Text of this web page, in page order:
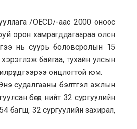
/OECD/-аас 2000 оноос
орон хамрагддагаараа олон
нь суурь боловсролын 15
байгаа, тухайн улсын
онцлогтой юм.
судалгааны бэлтгэл ажлын
бөгөөд нийт 32 сургуулийн
багш, 32 сургуулийн захирал,